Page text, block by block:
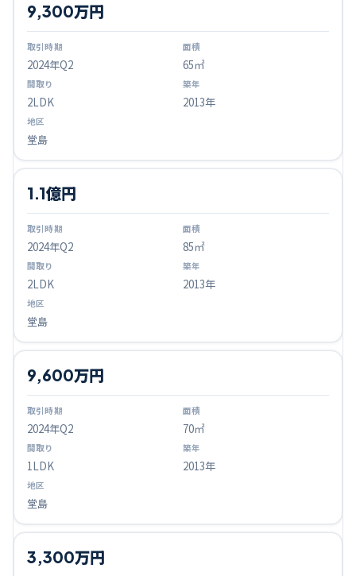
2024年Q2
9,300万円
65㎡
2LDK 2013年
堂島
2024年Q2
1.1億円
85㎡
2LDK 2013年
堂島
2024年Q2
9,600万円
70㎡
1LDK 2013年
堂島
3,300万円